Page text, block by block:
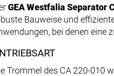
GEA Westfalia Separator
Bauweise und
bei denen eine
Trommel des CA 220-010